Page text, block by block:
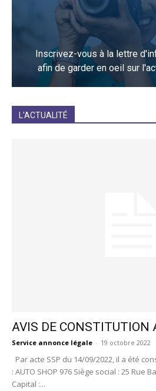
Inscrivez-vous à la lettre
afin de garder en oeil sur
L'ACTUALITÉ
AVIS DE CONSTITUTION
Service annonce légale - 19 octobre 2022
Par acte SSP du 14/09/2022, il a été
: AUTO SHOP 976 Siège social : 25 Rue
Capital :...